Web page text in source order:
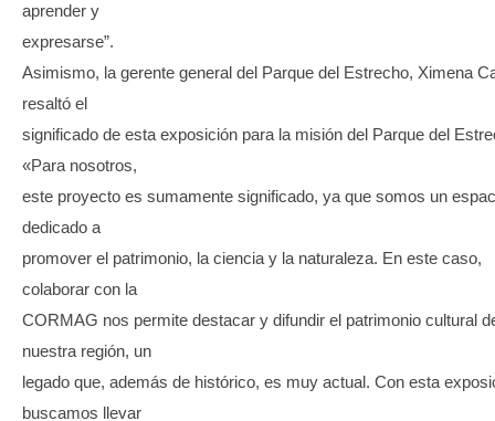
aprender y
expresarse”.
Asimismo, la gerente general del Parque del Estrecho, Ximena
resaltó el
significado de esta exposición para la misión del Parque del
«Para nosotros,
este proyecto es sumamente significado, ya que somos un
dedicado a
promover el patrimonio, la ciencia y la naturaleza. En este caso,
colaborar con la
CORMAG nos permite destacar y difundir el patrimonio cultural
nuestra región, un
legado que, además de histórico, es muy actual. Con esta
buscamos llevar